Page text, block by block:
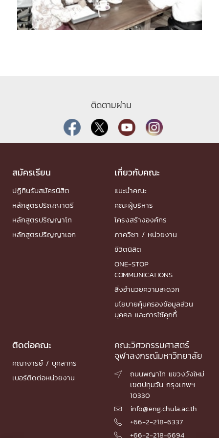
ติดตามผ่าน
สมัครเรียน
ปฏิทินรับสมัครนิสิต
หลักสูตรปริญญาตรี
หลักสูตรปริญญาโท
หลักสูตรปริญญาเอก
เกี่ยวกับคณะ
แนะนำคณะ
คณะผู้บริหาร
โครงสร้างองค์กร
ภาควิชา / หน่วยงาน
ชีวิตนิสิต
ONE-STOP
COMMUNICATIONS
สิ่งอำนวยความสะดวก
นโยบายคุ้มครองข้อมูลส่วน
บุคคล และการใช้คุกกี้
ติดต่อคณะ
คณาจารย์ / บุคลากร
เบอร์ติดต่อหน่วยงาน
คณะวิศวกรรมศาสตร์
จุฬาลงกรณ์มหาวิทยาลัย

ถนนพญาไท แขวงวังใหม่
เขตปทุมวัน กรุงเทพฯ
10330
 info@eng.chula.ac.th
 +66-2-218-6337
 +66-2-218-6694